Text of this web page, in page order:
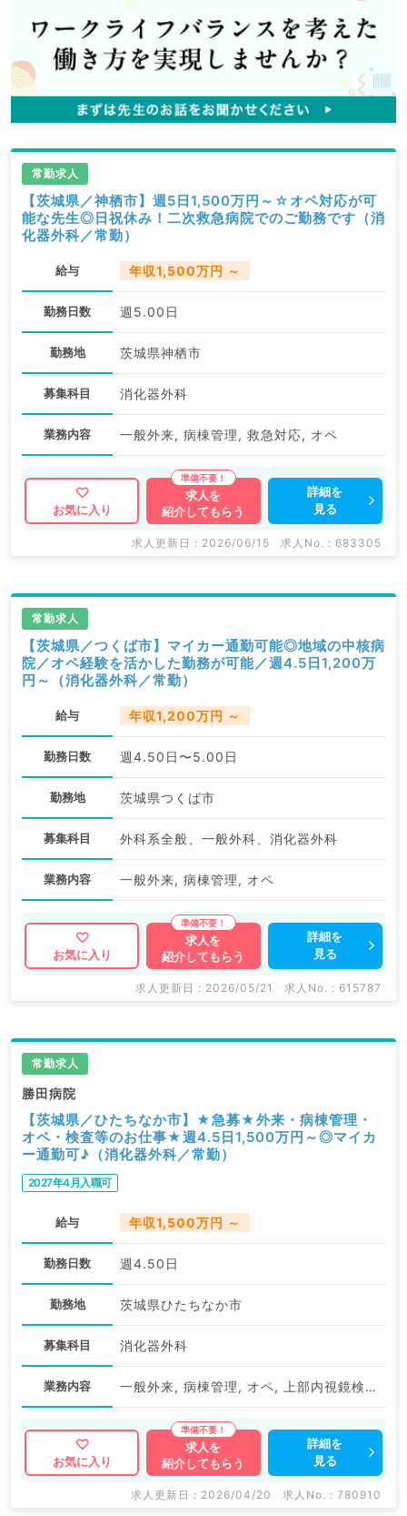
常勤求人
【茨城県／神栖市】週5日1,500万円～☆オペ対応が可
能な先生◎日祝休み！二次救急病院でのご勤務です（消
化器外科／常勤）
給与 年収1,500万円 ～
勤務日数 週5.00日
勤務地 茨城県神栖市
募集科目 消化器外科
業務内容 一般外来, 病棟管理, 救急対応, オペ
お気に入り
求人を
紹介してもらう
詳細を
見る
求人更新日 : 2026/06/15 求人No. : 683305
常勤求人
【茨城県／つくば市】マイカー通勤可能◎地域の中核病
院／オペ経験を活かした勤務が可能／週4.5日1,200万
円～（消化器外科／常勤）
給与 年収1,200万円 ～
勤務日数 週4.50日〜5.00日
勤務地 茨城県つくば市
募集科目 外科系全般、一般外科、消化器外科
業務内容 一般外来, 病棟管理, オペ
お気に入り
求人を
紹介してもらう
詳細を
見る
求人更新日 : 2026/05/21 求人No. : 615787
常勤求人
勝田病院
【茨城県／ひたちなか市】★急募★外来・病棟管理・
オペ・検査等のお仕事★週4.5日1,500万円～◎マイカ
ー通勤可♪（消化器外科／常勤）
2027年4月入職可
給与 年収1,500万円 ～
勤務日数 週4.50日
勤務地 茨城県ひたちなか市
募集科目 消化器外科
業務内容 一般外来, 病棟管理, オペ, 上部内視鏡検査（ＧＦ）, 下部内視鏡検査（ＣＦ）
お気に入り
求人を
紹介してもらう
詳細を
見る
求人更新日 : 2026/04/20 求人No. : 780910